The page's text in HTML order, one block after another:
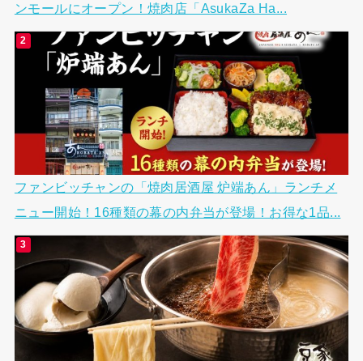
ンモールにオープン！焼肉店「AsukaZa Ha...
ファンビッチャンの「焼肉居酒屋 炉端あん」ランチメ
ニュー開始！16種類の幕の内弁当が登場！お得な1品...